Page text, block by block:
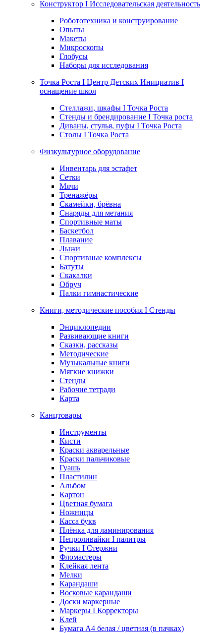
Конструктор I Исследовательская деятельность
Робототехника и конструирование
Опыты
Макеты
Микроскопы
Глобусы
Наборы для исследования
Точка Роста I Центр Детских Инициатив I
оснащение школ
Стеллажи, шкафы I Точка Роста
Стенды и брендирование I Точка роста
Диваны, стулья, пуфы I Точка Роста
Столы I Точка Роста
Физкультурное оборудование
Инвентарь для эстафет
Сетки
Мячи
Тренажёры
Скамейки, брёвна
Снаряды для метания
Спортивные маты
Баскетбол
Плавание
Лыжи
Спортивные комплексы
Батуты
Скакалки
Обруч
Палки гимнастические
Книги, методические пособия I Стенды
Энциклопедии
Развивающие книги
Сказки, рассказы
Методические
Музыкальные книги
Мягкие книжки
Стенды
Рабочие тетради
Карта
Канцтовары
Инструменты
Кисти
Краски акварельные
Краски пальчиковые
Гуашь
Пластилин
Альбом
Картон
Цветная бумага
Ножницы
Касса букв
Плёнка для ламинирования
Непроливайки I палитры
Ручки I Стержни
Фломастеры
Клейкая лента
Мелки
Карандаши
Восковые карандаши
Доски маркерные
Маркеры I Корректоры
Клей
Бумага А4 белая / цветная (в пачках)